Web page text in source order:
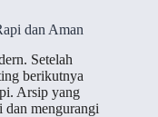
dan Aman
Setelah
berikutnya
Arsip yang
dan mengurangi